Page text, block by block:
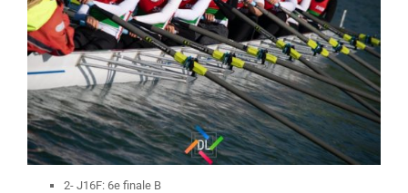
2- J16F: 6e finale B